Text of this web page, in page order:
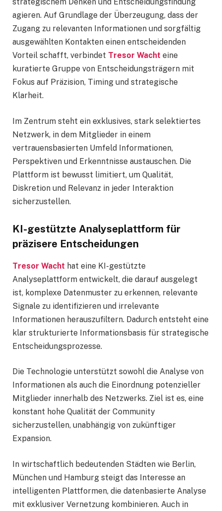
agieren. Auf Grundlage der Überzeugung, dass der
Zugang zu relevanten Informationen und sorgfältig
ausgewählten Kontakten einen entscheidenden
Vorteil schafft, verbindet Tresor Wacht eine
kuratierte Gruppe von Entscheidungsträgern mit
Fokus auf Präzision, Timing und strategische
Klarheit.
Im Zentrum steht ein exklusives, stark selektiertes
Netzwerk, in dem Mitglieder in einem
vertrauensbasierten Umfeld Informationen,
Perspektiven und Erkenntnisse austauschen. Die
Plattform ist bewusst limitiert, um Qualität,
Diskretion und Relevanz in jeder Interaktion
sicherzustellen.
KI-gestützte Analyseplattform für
präzisere Entscheidungen
Tresor Wacht hat eine KI-gestützte
Analyseplattform entwickelt, die darauf ausgelegt
ist, komplexe Datenmuster zu erkennen, relevante
Signale zu identifizieren und irrelevante
Informationen herauszufiltern. Dadurch entsteht eine
klar strukturierte Informationsbasis für strategische
Entscheidungsprozesse.
Die Technologie unterstützt sowohl die Analyse von
Informationen als auch die Einordnung potenzieller
Mitglieder innerhalb des Netzwerks. Ziel ist es, eine
konstant hohe Qualität der Community
sicherzustellen, unabhängig von zukünftiger
Expansion.
In wirtschaftlich bedeutenden Städten wie Berlin,
München und Hamburg steigt das Interesse an
intelligenten Plattformen, die datenbasierte Analyse
mit exklusiver Vernetzung kombinieren. Auch in